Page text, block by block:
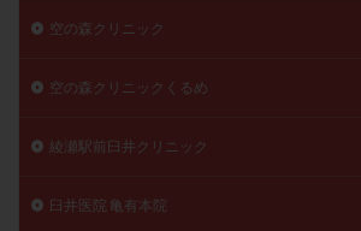
空の森クリニック
空の森クリニックくるめ
綾瀬駅前臼井クリニック
臼井医院 亀有本院